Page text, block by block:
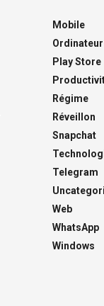
Mobile
Play Store
Régime
Réveillon
Snapchat
Telegram
Web
WhatsApp
Windows